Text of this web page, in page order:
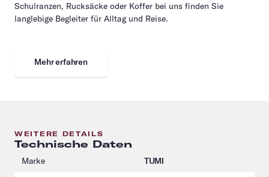
Schulranzen, Rucksäcke oder Koffer bei uns finden Sie
langlebige Begleiter für Alltag und Reise.
Mehr erfahren
WEITERE DETAILS
Technische Daten
Marke TUMI